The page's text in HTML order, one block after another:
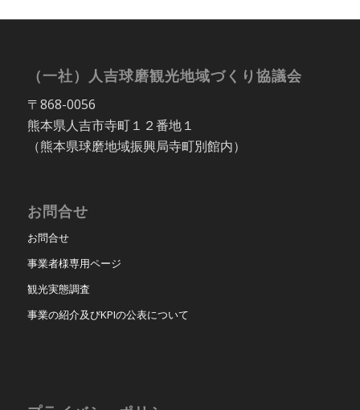
（一社）人吉球磨観光地域づくり協議会
〒868-0056
熊本県人吉市寺町１２番地１
（熊本県球磨地域振興局寺町別館内）
お問合せ
お問合せ
事業者様専用ページ
観光実態調査
事業の紹介及びKPIの公表について